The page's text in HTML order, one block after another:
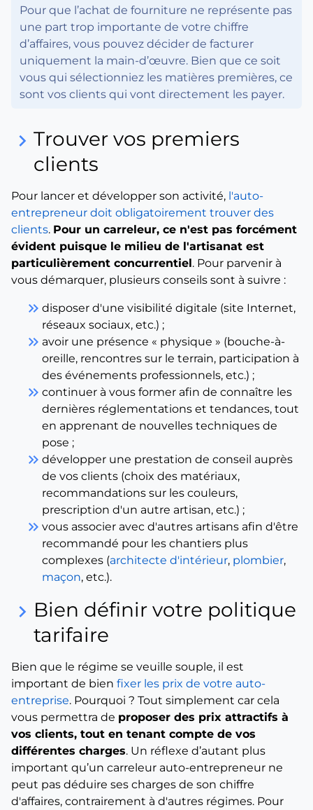
Pour que l’achat de fourniture ne représente pas
une part trop importante de votre chiffre
d’affaires, vous pouvez décider de facturer
uniquement la main-d’œuvre. Bien que ce soit
vous qui sélectionniez les matières premières, ce
sont vos clients qui vont directement les payer.
keyboard_arrow_right Trouver vos premiers
clients
Pour lancer et développer son activité, l'auto-
entrepreneur doit obligatoirement trouver des
clients. Pour un carreleur, ce n'est pas forcément
évident puisque le milieu de l'artisanat est
particulièrement concurrentiel. Pour parvenir à
vous démarquer, plusieurs conseils sont à suivre :
keyboard_double_arrow_right disposer d'une visibilité digitale (site Internet,
réseaux sociaux, etc.) ;
keyboard_double_arrow_right avoir une présence « physique » (bouche-à-
oreille, rencontres sur le terrain, participation à
des événements professionnels, etc.) ;
keyboard_double_arrow_right continuer à vous former afin de connaître les
dernières réglementations et tendances, tout
en apprenant de nouvelles techniques de
pose ;
keyboard_double_arrow_right développer une prestation de conseil auprès
de vos clients (choix des matériaux,
recommandations sur les couleurs,
prescription d'un autre artisan, etc.) ;
keyboard_double_arrow_right vous associer avec d'autres artisans afin d'être
recommandé pour les chantiers plus
complexes (architecte d'intérieur, plombier,
maçon, etc.).
keyboard_arrow_right Bien définir votre politique
tarifaire
Bien que le régime se veuille souple, il est
important de bien fixer les prix de votre auto-
entreprise. Pourquoi ? Tout simplement car cela
vous permettra de proposer des prix attractifs à
vos clients, tout en tenant compte de vos
différentes charges. Un réflexe d’autant plus
important qu’un carreleur auto-entrepreneur ne
peut pas déduire ses charges de son chiffre
d'affaires, contrairement à d'autres régimes. Pour